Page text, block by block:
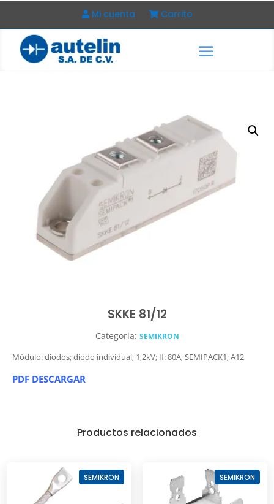
Mi cuenta Carrito
SKKE 81/12
Categoria: SEMIKRON
Módulo: diodos; diodo individual; 1,2kV; If: 80A; SEMIPACK1; A12
PDF DESCARGAR
Productos relacionados
SEMIKRON SEMIKRON